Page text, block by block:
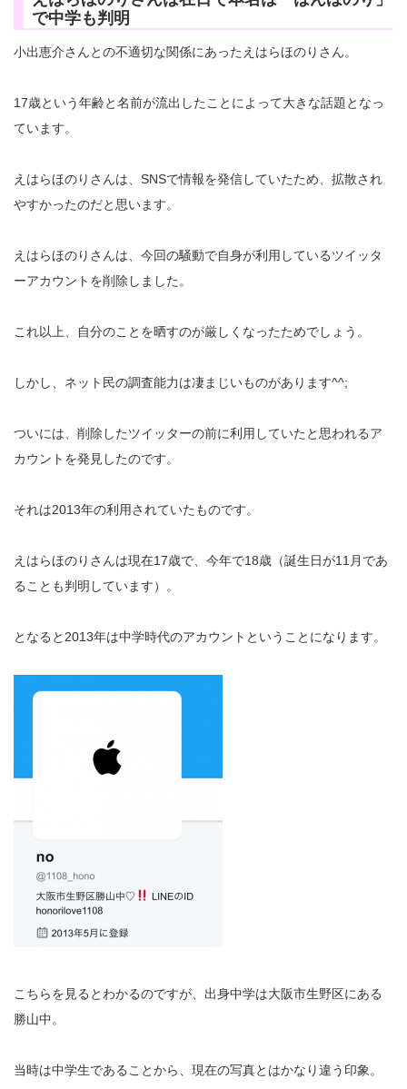
で中学も判明
小出恵介さんとの不適切な関係にあったえはらほのりさん。
17歳という年齢と名前が流出したことによって大きな話題となっ
ています。
えはらほのりさんは、SNSで情報を発信していたため、拡散され
やすかったのだと思います。
えはらほのりさんは、今回の騒動で自身が利用しているツイッタ
ーアカウントを削除しました。
これ以上、自分のことを晒すのが厳しくなったためでしょう。
しかし、ネット民の調査能力は凄まじいものがあります^^;
ついには、削除したツイッターの前に利用していたと思われるア
カウントを発見したのです。
それは2013年の利用されていたものです。
えはらほのりさんは現在17歳で、今年で18歳（誕生日が11月であ
ることも判明しています）。
となると2013年は中学時代のアカウントということになります。
こちらを見るとわかるのですが、出身中学は大阪市生野区にある
勝山中。
当時は中学生であることから、現在の写真とはかなり違う印象。